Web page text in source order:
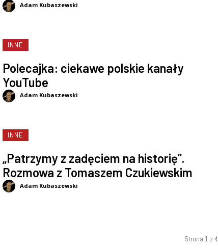
Adam Kubaszewski
INNE
Polecajka: ciekawe polskie kanały
YouTube
Adam Kubaszewski
INNE
„Patrzymy z zadęciem na historię”.
Rozmowa z Tomaszem Czukiewskim
Adam Kubaszewski
Strona 1 z 4